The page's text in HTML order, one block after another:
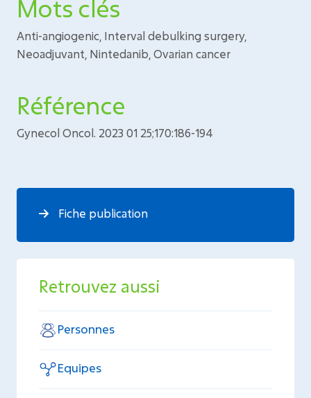
Mots clés
Anti-angiogenic, Interval debulking surgery,
Neoadjuvant, Nintedanib, Ovarian cancer
Référence
Gynecol Oncol. 2023 01 25;170:186-194
Fiche publication
Retrouvez aussi
Personnes
Equipes